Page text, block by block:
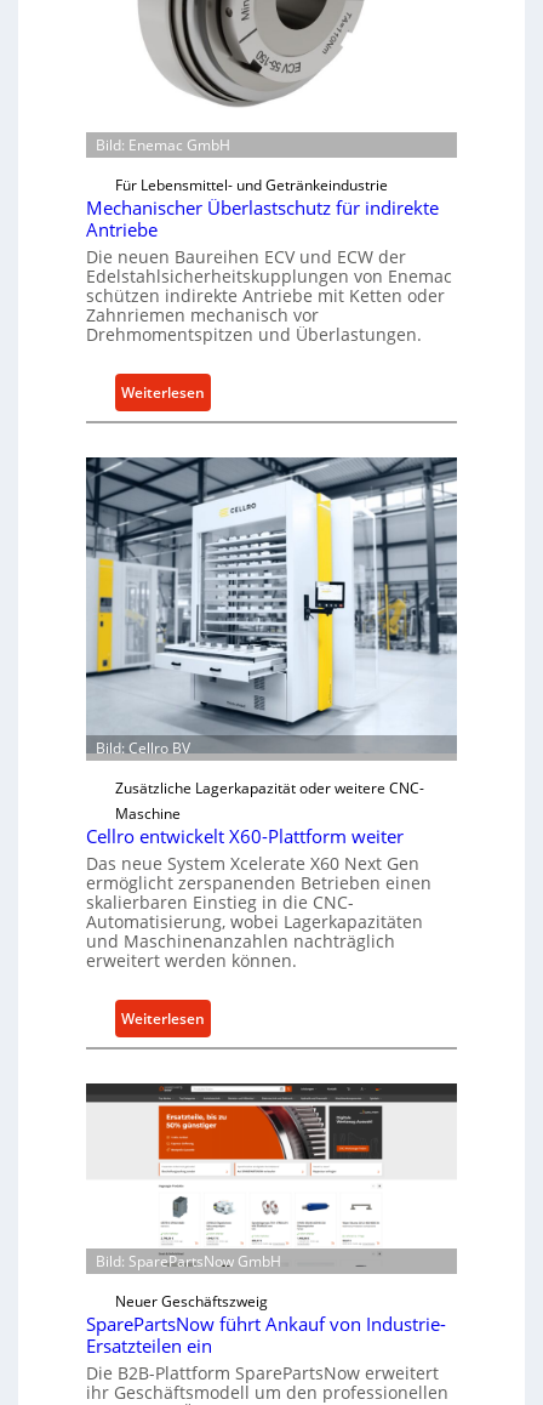
Bild: Enemac GmbH
Für Lebensmittel- und Getränkeindustrie
Mechanischer Überlastschutz für indirekte
Antriebe
Die neuen Baureihen ECV und ECW der
Edelstahlsicherheitskupplungen von Enemac
schützen indirekte Antriebe mit Ketten oder
Zahnriemen mechanisch vor
Drehmomentspitzen und Überlastungen.
Weiterlesen
M
c
h
n
i
c
h
e
Ü
r
a
s
t
s
c
u
z
f
ü
r
i
i
r
k
t
e
A
Bild: Cellro BV
Zusätzliche Lagerkapazität oder weitere CNC-
Maschine
Cellro entwickelt X60-Plattform weiter
Das neue System Xcelerate X60 Next Gen
ermöglicht zerspanenden Betrieben einen
skalierbaren Einstieg in die CNC-
Automatisierung, wobei Lagerkapazitäten
und Maschinenanzahlen nachträglich
erweitert werden können.
Weiterlesen
C
l
l
n
t
w
i
c
k
e
l
Bild: SparePartsNow GmbH
Neuer Geschäftszweig
SparePartsNow führt Ankauf von Industrie-
Ersatzteilen ein
Die B2B-Plattform SparePartsNow erweitert
ihr Geschäftsmodell um den professionellen